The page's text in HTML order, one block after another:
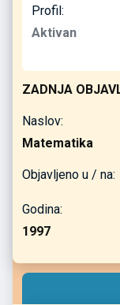
Profil:
Aktivan
ZADNJA
Naslov:
Matematika
Objavljeno u / na:
Godina:
1997